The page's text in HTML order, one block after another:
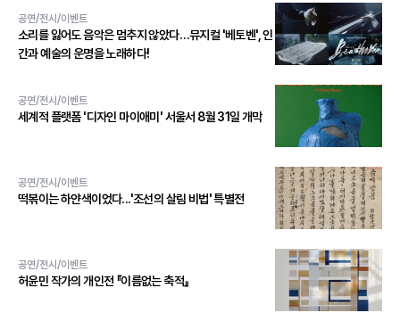
공연/전시/이벤트
소리를 잃어도 음악은 멈추지 않았다…뮤지컬 '베토벤', 인
간과 예술의 운명을 노래하다!
공연/전시/이벤트
세계적 플랫폼 '디자인 마이애미' 서울서 8월 31일 개막
공연/전시/이벤트
떡볶이는 하얀색이었다...'조선의 살림 비법' 특별전
공연/전시/이벤트
허윤민 작가의 개인전 『이름없는 축적』